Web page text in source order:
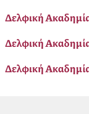
Δελφική
Δελφική
Δελφική